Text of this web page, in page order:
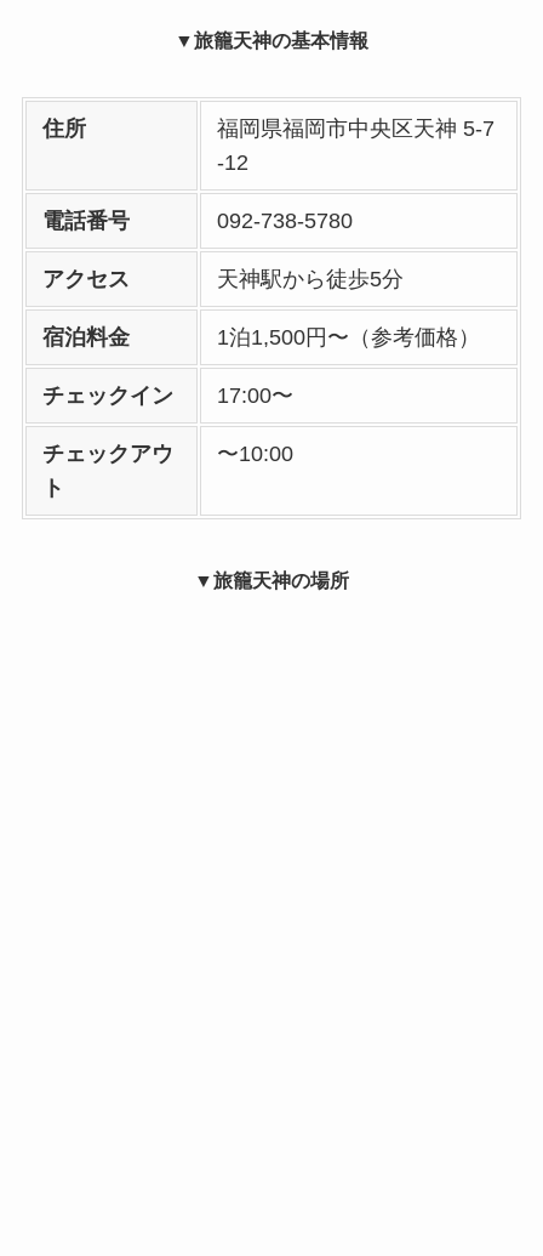
▼旅籠天神の基本情報
住所
福岡県福岡市中央区天神 5-7
-12
電話番号 092-738-5780
アクセス 天神駅から徒歩5分
宿泊料金 1泊1,500円〜（参考価格）
チェックイン 17:00〜
チェックアウ
ト
〜10:00
▼旅籠天神の場所